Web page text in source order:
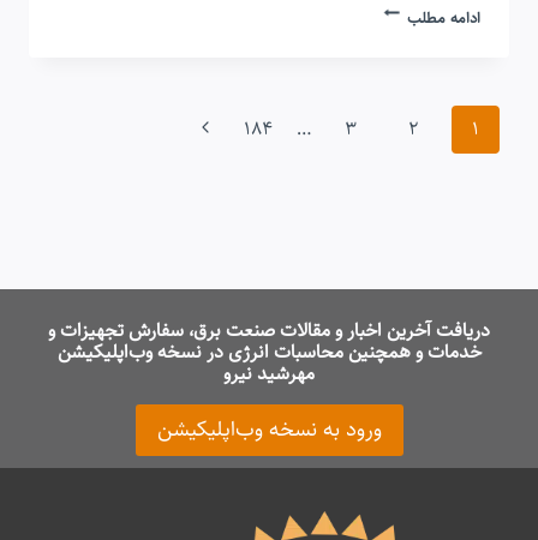
ادامه مطلب۱۵
پیمایش
1
2
3
…
184
صفحه
دریافت آخرین اخبار و مقالات صنعت برق، سفارش تجهیزات و
خدمات و همچنین محاسبات انرژی در نسخه وب‌اپلیکیشن
مهرشید نیرو
ورود به نسخه وب‌اپلیکیشن